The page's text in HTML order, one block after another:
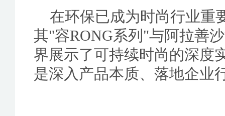
在环保已成为时尚行业重
其"容RONG系列"与阿拉善
界展示了可持续时尚的深
是深入产品本质、落地企业